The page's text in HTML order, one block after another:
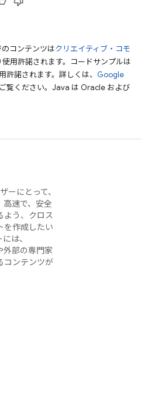
コンテンツはクリエイティブ・コモ
使用許諾されます。コードサンプルは
許諾されます。詳しくは、 Google
覧ください。Java は Oracle および
ーにとって、
高速で、安全
よう、クロス
を作成したい
は、
外部の専門家
コンテンツが